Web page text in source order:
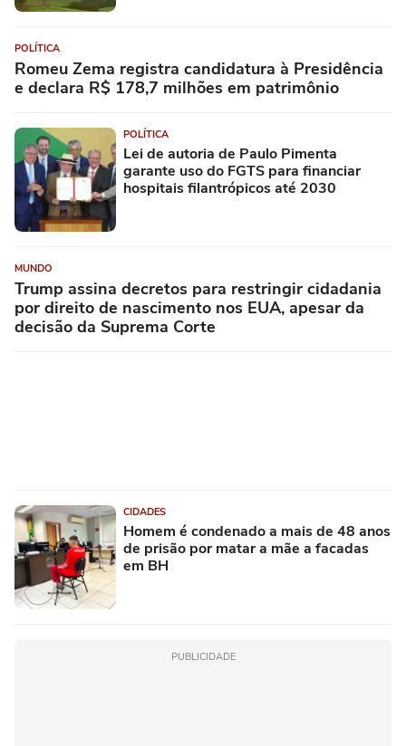
POLÍTICA
Romeu Zema registra candidatura à Presidência
e declara R$ 178,7 milhões em patrimônio
POLÍTICA
Lei de autoria de Paulo Pimenta
garante uso do FGTS para financiar
hospitais filantrópicos até 2030
MUNDO
Trump assina decretos para restringir cidadania
por direito de nascimento nos EUA, apesar da
decisão da Suprema Corte
CIDADES
Homem é condenado a mais de 48 anos
de prisão por matar a mãe a facadas
em BH
PUBLICIDADE